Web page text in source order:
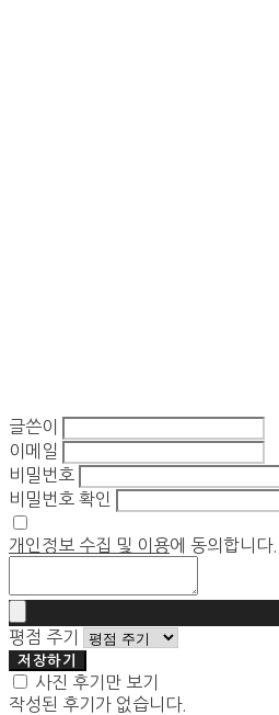
글쓴이
이메일
비밀번호
비밀번호 확인
개인정보 수집 및 이용에 동의합니다.
평점 주기
저장하기
사진 후기만 보기
작성된 후기가 없습니다.